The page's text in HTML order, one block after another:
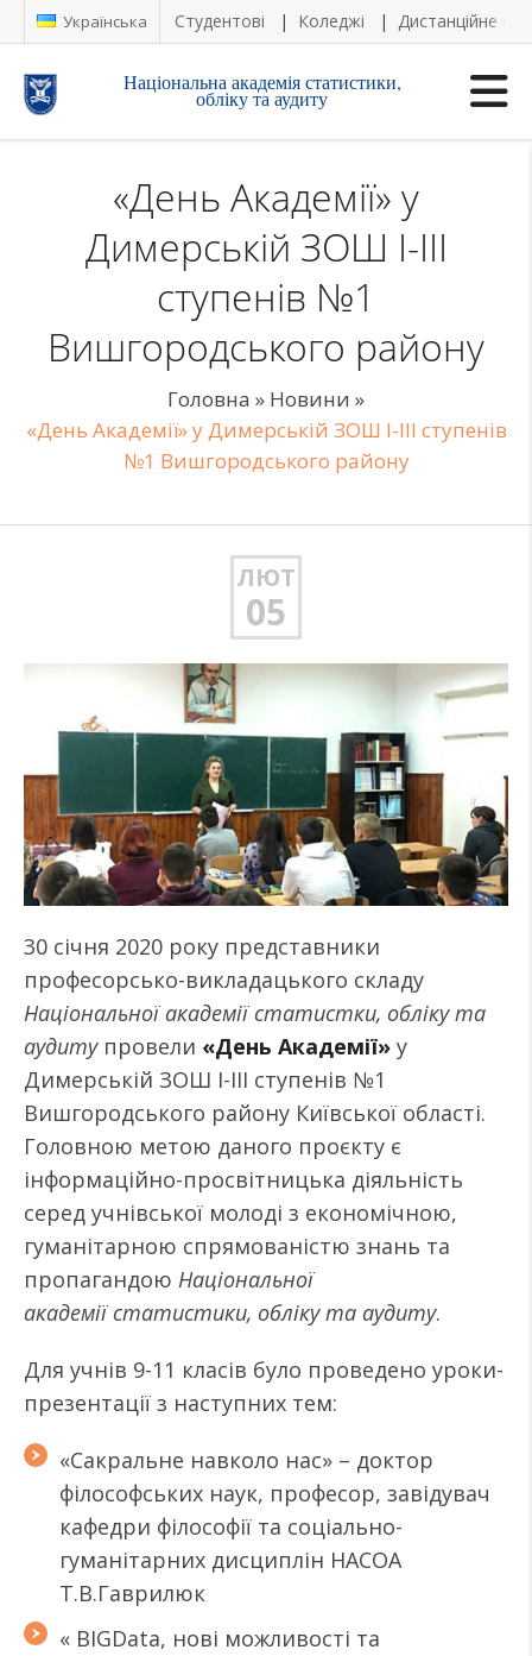
Українська Студентові Коледжі Дистанційне
Національна академія статистики,
обліку та аудиту
«День Академії» у
Димерській ЗОШ І-ІІІ
ступенів №1
Вишгородського району
Головна » Новини »
«День Академії» у Димерській ЗОШ І-ІІІ ступенів
№1 Вишгородського району
ЛЮТ
05
30 січня 2020 року представники
професорсько-викладацького складу
Національної академії статистки, обліку та
аудитупровели «День Академії» у
Димерській ЗОШ І-ІІІ ступенів №1
Вишгородського району Київської області.
Головною метою даного проєкту є
інформаційно-просвітницька діяльність
серед учнівської молоді з економічною,
гуманітарною спрямованістю знань та
пропагандою Національної
академії статистики, обліку та аудиту.
Для учнів 9-11 класів було проведено уроки-
презентації з наступних тем:
«Сакральне навколо нас» – доктор
філософських наук, професор, завідувач
кафедри філософії та соціально-
гуманітарних дисциплін НАСОА
Т.В.Гаврилюк
« BIGData, нові можливості та